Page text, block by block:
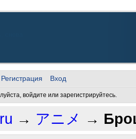
Регистрация Вход
войдите или зарегистрируйтесь.
→ アニメ →